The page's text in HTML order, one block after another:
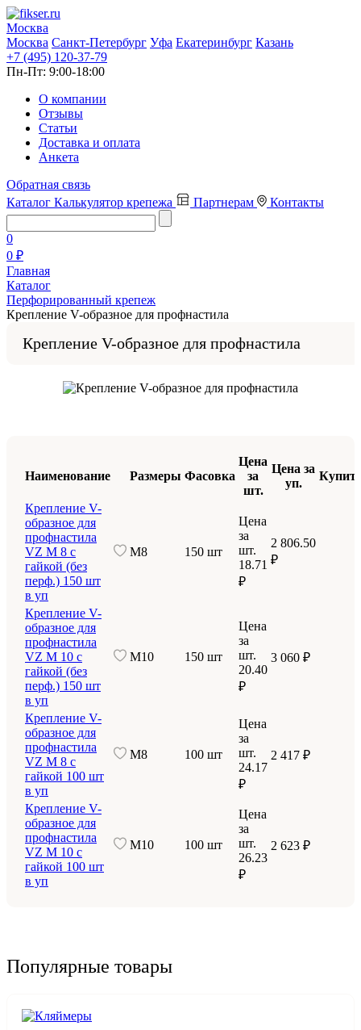
Москва
Москва Санкт-Петербург Уфа Екатеринбург Казань
+7 (495) 120-37-79
Пн-Пт: 9:00-18:00
О компании
Отзывы
Статьи
Доставка и оплата
Анкета
Обратная связь
Каталог Калькулятор крепежа Партнерам Контакты
0
0 ₽
Главная
Каталог
Перфорированный крепеж
Крепление V-образное для профнастила
Крепление V-образное для профнастила
Наименование Размеры Фасовка
Цена
за
шт.
Цена за
уп.
Крепление V-
образное для
профнастила
VZ М 8 с
гайкой (без
перф.) 150 шт
в уп
М8 150 шт
Цена
за
шт.
18.71
₽
2 806.50
₽
Крепление V-
образное для
профнастила
VZ М 10 с
гайкой (без
перф.) 150 шт
в уп
М10 150 шт
Цена
за
шт.
20.40
₽
3 060 ₽
Крепление V-
образное для
профнастила
VZ М 8 с
гайкой 100 шт
в уп
М8 100 шт
Цена
за
шт.
24.17
₽
2 417 ₽
Крепление V-
образное для
профнастила
VZ М 10 с
гайкой 100 шт
в уп
М10 100 шт
Цена
за
шт.
26.23
₽
2 623 ₽
Популярные товары